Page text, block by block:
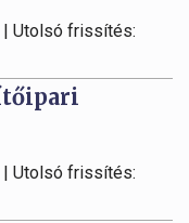
| Utolsó frissítés:
| Utolsó frissítés: